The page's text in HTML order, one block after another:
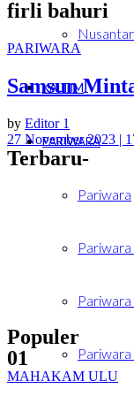
KALTIM
PARIWARA
Pariwara
firli bahuri
PARIWARA
Samsun
by Editor 1
27 November 2023 |
Terbaru-
Populer
01
MAHAKAM ULU